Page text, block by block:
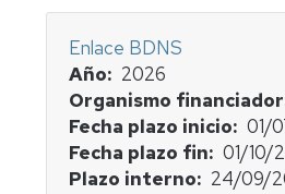
Colaboraciones
Casos
de
éxito
Indicadores
Factura
proforma
Mecenazgo
Investigador
Enlace BDNS
Año
2026
Organismo financiador
Fecha plazo inicio
01/
Fecha plazo fin
01/10/
Plazo interno
24/09/